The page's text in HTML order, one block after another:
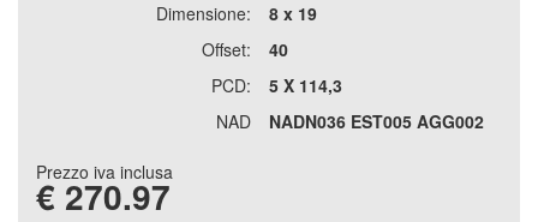
Dimensione:
8 x 19
Offset:
40
PCD:
5 X 114,3
NAD
NADN036 EST005 AGG002
Prezzo iva inclusa
€ 270.97